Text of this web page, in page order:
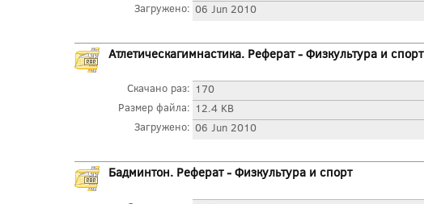
Загружено: 06 Jun 2010
Атлетическагимнастика. Реферат - Физкультура и спорт
Скачано раз: 170
Размер файла: 12.4 KB
Загружено: 06 Jun 2010
Бадминтон. Реферат - Физкультура и спорт